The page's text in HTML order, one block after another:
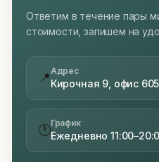
Ответим в течение пары
стоимости, запишем на
📍Адрес
Кирочная 9, офис 605
🕐График
Ежедневно